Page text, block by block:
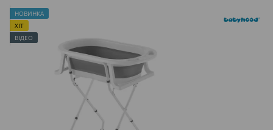
НОВИНКА
ХІТ
ВІДЕО